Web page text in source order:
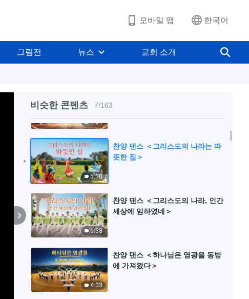
모바일 앱 한국어
그림전 뉴스 교회 소개
비슷한 콘텐츠 7/163
님에게서 비롯되었다＞ | 2026 ＜
찬미의 소리＞
4:04
5:10
찬양 댄스 ＜그리스도의 나라는 따
뜻한 집＞
6:38
찬양 댄스 ＜그리스도의 나라, 인간
세상에 임하였네＞
4:03
찬양 댄스 ＜하나님은 영광을 동방
에 가져왔다＞